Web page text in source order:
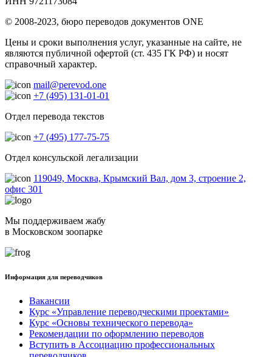
© 2008-2023, бюро переводов документов ONE
Цены и сроки выполнения услуг, указанные на сайте, не
являются публичной офертой (ст. 435 ГК РФ) и носят
справочный характер.
mail@perevod.one
+7 (495) 131-01-01
Отдел перевода текстов
+7 (495) 177-75-75
Отдел консульской легализации
119049, Москва, Крымский Вал, дом 3, строение 2,
офис 301
Мы поддерживаем жабу
в Московском зоопарке
Информация для переводчиков
Вакансии
Курс «Управление переводческими проектами»
Курс «Основы технического перевода»
Рекомендации по оформлению переводов
Вступить в Ассоциацию профессиональных